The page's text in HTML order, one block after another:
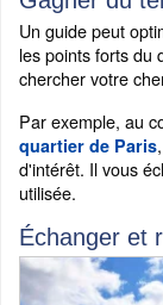
Un guide peut
les points forts du
chercher votre
Par exemple, au
quartier de Paris
d'intérêt. Il vous
utilisée.
Échanger et